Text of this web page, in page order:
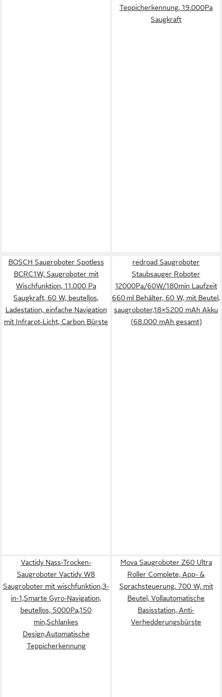
Teppicherkennung, 19.000Pa
Saugkraft
BOSCH Saugroboter Spotless
BCRC1W, Saugroboter mit
Wischfunktion, 11.000 Pa
Saugkraft, 60 W, beutellos,
Ladestation, einfache Navigation
mit Infrarot-Licht, Carbon Bürste
redroad Saugroboter
Staubsauger Roboter
12000Pa/60W/180min Laufzeit
660 ml Behälter, 60 W, mit Beutel,
saugroboter,18×5200 mAh Akku
(68.000 mAh gesamt)
Vactidy Nass-Trocken-
Saugroboter Vactidy W8
Saugroboter mit wischfunktion,3-
in-1,Smarte Gyro-Navigation,
beutellos, 5000Pa,150
min,Schlankes
Design,Automatische
Teppicherkennung
Mova Saugroboter Z60 Ultra
Roller Complete, App- &
Sprachsteuerung, 700 W, mit
Beutel, Vollautomatische
Basisstation, Anti-
Verhedderungsbürste